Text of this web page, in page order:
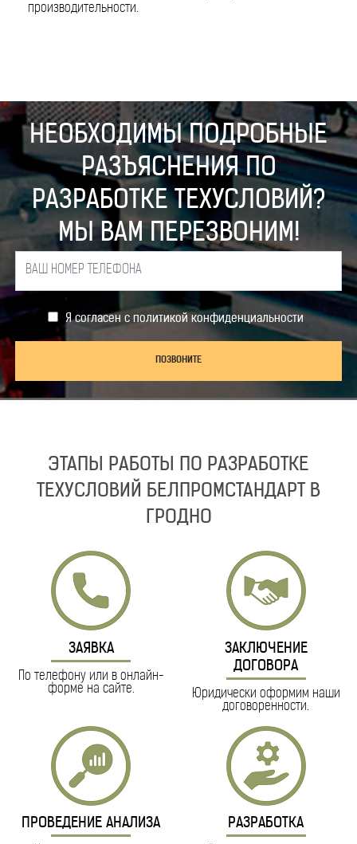
производительности.
НЕОБХОДИМЫ ПОДРОБНЫЕ
РАЗЪЯСНЕНИЯ ПО
РАЗРАБОТКЕ ТЕХУСЛОВИЙ?
МЫ ВАМ ПЕРЕЗВОНИМ!
Я согласен с политикой конфиденциальности
ПОЗВОНИТЕ
ЭТАПЫ РАБОТЫ ПО РАЗРАБОТКЕ
ТЕХУСЛОВИЙ БЕЛПРОМСТАНДАРТ В
ГРОДНО
ЗАЯВКА
По телефону или в онлайн-
форме на сайте.
ЗАКЛЮЧЕНИЕ
ДОГОВОРА
Юридически оформим наши
договоренности.
ПРОВЕДЕНИЕ АНАЛИЗА РАЗРАБОТКА